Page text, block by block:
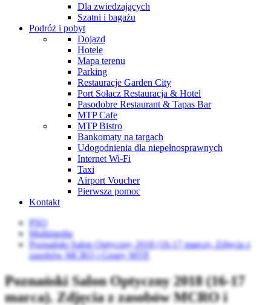
Dla zwiedzających
Szatni i bagażu
Podróż i pobyt
Dojazd
Hotele
Mapa terenu
Parking
Restauracje Garden City
Port Sołacz Restauracja & Hotel
Pasodobre Restaurant & Tapas Bar
MTP Cafe
MTP Bistro
Bankomaty na targach
Udogodnienia dla niepełnosprawnych
Internet Wi-Fi
Taxi
Airport Voucher
Pierwsza pomoc
Kontakt
PSO
Multimedia
Poznański Salon Optyczny 2018 (16-17 marca). Zdjęcia z
zasobów MCRO i Grupy MTP.
Poznański Salon Optyczny 2018 (16-17
marca). Zdjęcia z zasobów MCRO i